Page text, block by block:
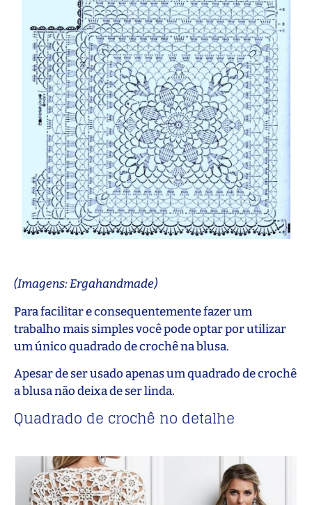
(Imagens: Ergahandmade)
Para facilitar e consequentemente fazer um
trabalho mais simples você pode optar por utilizar
um único quadrado de crochê na blusa.
Apesar de ser usado apenas um quadrado de crochê
a blusa não deixa de ser linda.
Quadrado de crochê no detalhe